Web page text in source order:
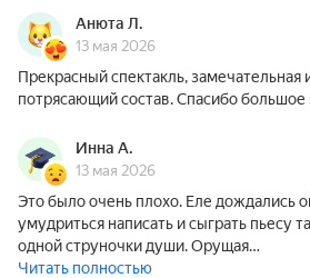
Анюта Л.
13 мая 2026
Прекрасный спектакль, замечательная
потрясающий состав. Спасибо
Инна А.
13 мая 2026
Это было очень плохо. Еле дождались
умудриться написать и сыграть пьесу
одной струночки души. Орущая…
Читать полностью